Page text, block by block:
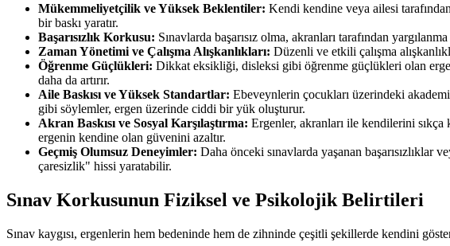
Mükemmeliyetçilik ve Yüksek Beklentiler: Kendi kendine veya ailesi
bir baskı yaratır.
Başarısızlık Korkusu: Sınavlarda başarısız olma, akranları tarafından
Zaman Yönetimi ve Çalışma Alışkanlıkları: Düzenli ve etkili çalışma
Öğrenme Güçlükleri: Dikkat eksikliği, disleksi gibi öğrenme güçlükleri olan
daha da artırır.
Aile Baskısı ve Yüksek Standartlar: Ebeveynlerin çocukları üzerindeki
gibi söylemler, ergen üzerinde ciddi bir yük oluşturur.
Akran Baskısı ve Sosyal Karşılaştırma: Ergenler, akranları ile kendilerini sıkça
ergenin kendine olan güvenini azaltır.
Geçmiş Olumsuz Deneyimler: Daha önceki sınavlarda yaşanan
çaresizlik" hissi yaratabilir.
Sınav Korkusunun Fiziksel ve Psikolojik Belirtileri
Sınav kaygısı, ergenlerin hem bedeninde hem de zihninde çeşitli şekillerde kendini